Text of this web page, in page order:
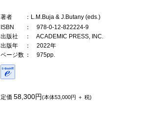
著者
：L.M.Buja & J.Butany (eds.)
ISBN
： 978-0-12-822224-9
出版社
： ACADEMIC PRESS, INC.
出版年
： 2022年
ページ数 ： 975pp.
定価 58,300円(本体53,000円 ＋ 税)